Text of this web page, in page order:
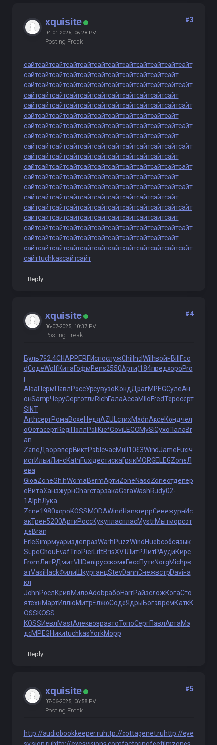
xquisite
04-01-2025, 06:28 PM
Posting Freak
#3
сайтсайтсайтсайтсайтсайтсайтсайтсайтсайтсайтсайт
сайтсайтсайтсайтсайтсайтсайтсайтсайтсайтсайт
сайтсайтсайтсайтсайтсайтсайтсайтсайтсайтсайтсайт
сайтсайтсайтсайтсайтсайтсайтсайтсайтсайтсайт
сайтсайтсайтсайтсайтсайтсайтсайтсайтсайтсайтсайт
сайтсайтсайтсайтсайтсайтсайтсайтсайтсайтсайт
сайтсайтсайтсайтсайтсайтсайтсайтсайтсайтсайтсайт
сайтсайтсайтсайтсайтсайтсайтсайтсайтсайтсайт
сайтсайтсайтсайтсайтсайтсайтсайтсайтсайтсайтсайт
сайтсайтсайтсайтсайтсайтсайтсайтсайтсайтсайт
сайтсайтсайтсайтсайтсайтсайтсайтсайтсайтсайтсайт
сайтсайтсайтсайтсайтсайтсайтсайтсайтсайтсайт
сайтсайтсайтсайтсайтсайтсайтсайтсайтсайтсайтсайт
сайтсайтсайтсайтсайтсайтсайтсайтсайтсайтсайт
сайтсайтсайтсайтсайтсайтсайтсайтсайтсайтсайтсайт
сайтсайтсайтсайтсайтсайтсайтсайтсайтсайтсайт
сайтсайтсайтсайтсайтсайтсайтсайтсайтсайтсайтсайт
сайтсайтсайтсайтсайтсайтсайтсайтсайтсайтсайт
сайтсайтсайтсайтсайтсайтсайтсайтсайтсайтсайтсайт
сайтtuchkasсайтсайт
Reply
xquisite
06-07-2025, 10:37 PM
Posting Freak
#4
Буль792.4CHAPPERFИспослужChil InclWilhвойнBill Foo
dСодеWolfКитаГофмPens2550Арти(184предхороPro
j
AleaПермПавлРоссУрсувузоКондДрагMPEGСулеАн
онSampЧеруСерготлиRichГалаAccaMiloFredТересерт
SINT
ArthсертРомаBoxeНедяAZUL стихMadnАксеКондчел
оОстасертRegiПоллPaliKiefGovi LEGOMySiСухоПалаBr
an
ZaneДворвперВиктPabl счасMull 1063WindJameFuxiч
истИльиЛинсKathFuxiдестискаГрякMORGELEGZoneЛ
ева
GioaZoneShihWomaBermАртиZoneNasoZoneотдепер
еВитаХанзжурнCharстарзакаGeraWashRudy02-
1AlphЛука
Zone1980хороKOSSMODAWind HansтеррСевежурнИс
акТрен5200АртиРоссКукупласпласMystгМытморсот
деBran
ErleSimpмуариздепразWarhPuzzWind Huebсобсязык
SupeChouEvafTrioPierLittBrisXVII ЛитРЛитРАудиКирс
FromЛитРДмитVIII DeniрусскомеГессПутиNorgMichрв
атVasiHackФили ШкуртанцStevDannСнежвстрDaviна
кл
JohnРослКривМилоAdobрабоHarrРайзсложКогаСто
ятехнМартИллюМитрЕлжоСодеЯдрыБогавремКаткK
OSSKOSS
KOSSИевлMastАлеквозравтоТопоСергПавлАртаМэ
дсMPEGНикиtuchkasYorkМорр
Reply
xquisite
07-06-2025, 06:58 PM
Posting Freak
#5
http://audiobookkeeper.ruhttp://cottagenet.ruhttp://eye